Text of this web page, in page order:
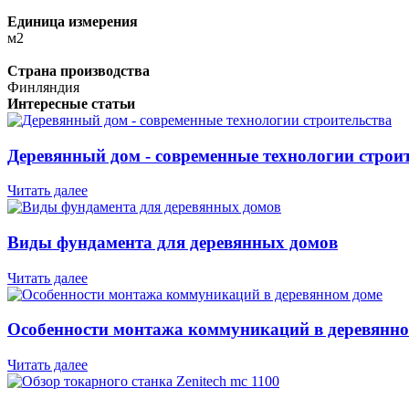
Единица измерения
м2
Страна производства
Финляндия
Интересные статьи
Деревянный дом - современные технологии
Читать далее
Виды фундамента для деревянных домов
Читать далее
Особенности монтажа коммуникаций в
Читать далее